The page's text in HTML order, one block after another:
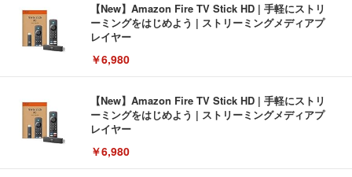
【New】Amazon Fire TV Stick HD | 手軽にストリ
ーミングをはじめよう | ストリーミングメディアプ
レイヤー
￥6,980
【New】Amazon Fire TV Stick HD | 手軽にストリ
ーミングをはじめよう | ストリーミングメディアプ
レイヤー
￥6,980